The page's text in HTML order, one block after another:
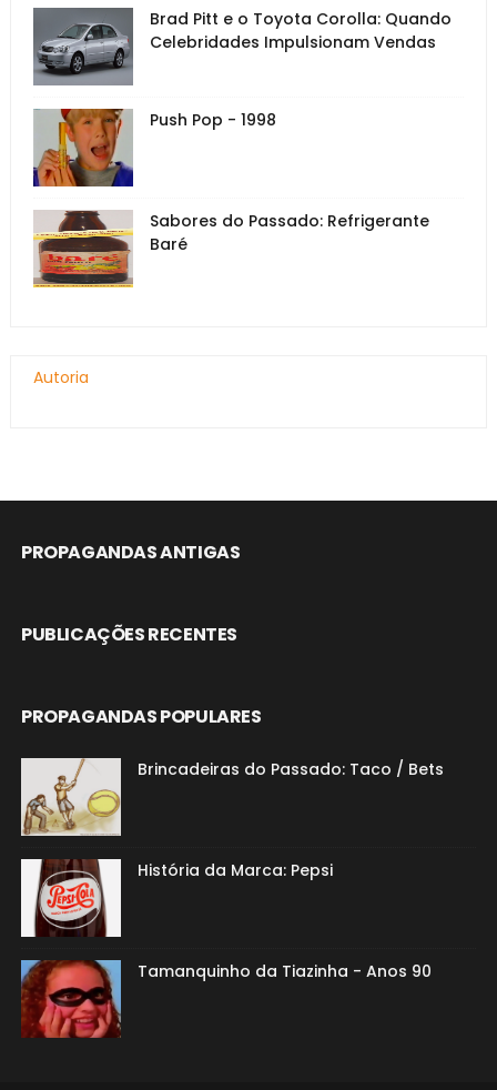
Brad Pitt e o Toyota Corolla: Quando
Celebridades Impulsionam Vendas
Push Pop - 1998
Sabores do Passado: Refrigerante
Baré
Autoria
PROPAGANDAS ANTIGAS
PUBLICAÇÕES RECENTES
PROPAGANDAS POPULARES
Brincadeiras do Passado: Taco / Bets
História da Marca: Pepsi
Tamanquinho da Tiazinha - Anos 90